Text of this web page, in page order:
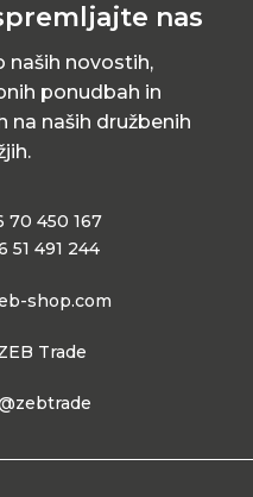
nas
naših novostih,
ponudbah in
na naših družbenih
70 450 167
51 491 244
shop.com
Trade